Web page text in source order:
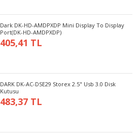
Dark DK-HD-AMDPXDP Mini Display To Display
Port(DK-HD-AMDPXDP)
405,41 TL
DARK DK-AC-DSE29 Storex 2.5" Usb 3.0 Disk
Kutusu
483,37 TL